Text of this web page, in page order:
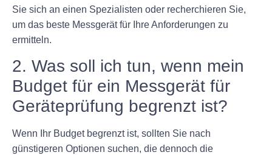
Sie sich an einen Spezialisten oder recherchieren Sie,
um das beste Messgerät für Ihre Anforderungen zu
ermitteln.
2. Was soll ich tun, wenn mein
Budget für ein Messgerät für
Geräteprüfung begrenzt ist?
Wenn Ihr Budget begrenzt ist, sollten Sie nach
günstigeren Optionen suchen, die dennoch die